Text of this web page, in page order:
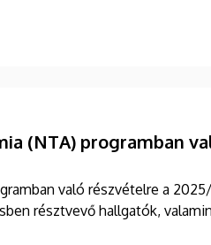
(NTA) programban
való részvételre a
résztvevő hallgatók,